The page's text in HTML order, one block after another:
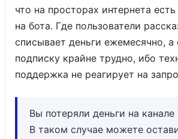
что на просторах интернета
на бота. Где пользователи
списывает деньги ежемесячно, а
подписку крайне трудно, ибо
поддержка не реагирует на
Вы потеряли деньги на канале
В таком случае можете